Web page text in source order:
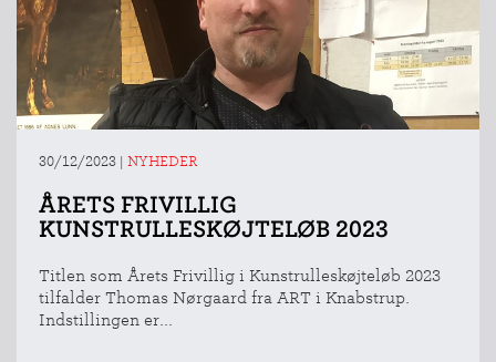
INDMELDELSE
BREDDEPULJE
NYHEDER
FIND
SPORTSGRENE
FORBUNDET
30/12/2023 | NYHEDER
ÅRETS FRIVILLIG
KUNSTRULLESKØJTELØB 2023
Titlen som Årets Frivillig i Kunstrulleskøjteløb 2023
tilfalder Thomas Nørgaard fra ART i Knabstrup.
Indstillingen er...